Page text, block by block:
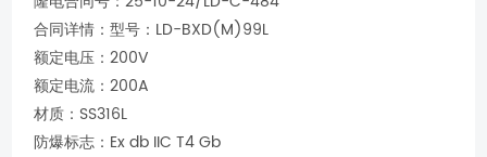
合同详情：型号：LD-BXD(M)99L
额定电压：200V
额定电流：200A
材质：SS316L
防爆标志：Ex db IIC T4 Gb